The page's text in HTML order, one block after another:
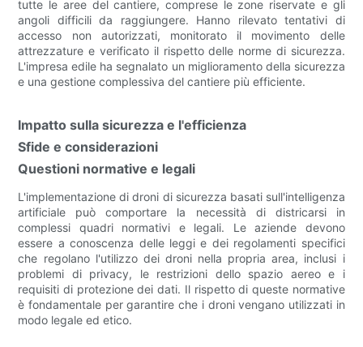
tutte le aree del cantiere, comprese le zone riservate e gli
angoli difficili da raggiungere. Hanno rilevato tentativi di
accesso non autorizzati, monitorato il movimento delle
attrezzature e verificato il rispetto delle norme di sicurezza.
L'impresa edile ha segnalato un miglioramento della sicurezza
e una gestione complessiva del cantiere più efficiente.
Impatto sulla sicurezza e l'efficienza
Sfide e considerazioni
Questioni normative e legali
L'implementazione di droni di sicurezza basati sull'intelligenza
artificiale può comportare la necessità di districarsi in
complessi quadri normativi e legali. Le aziende devono
essere a conoscenza delle leggi e dei regolamenti specifici
che regolano l'utilizzo dei droni nella propria area, inclusi i
problemi di privacy, le restrizioni dello spazio aereo e i
requisiti di protezione dei dati. Il rispetto di queste normative
è fondamentale per garantire che i droni vengano utilizzati in
modo legale ed etico.